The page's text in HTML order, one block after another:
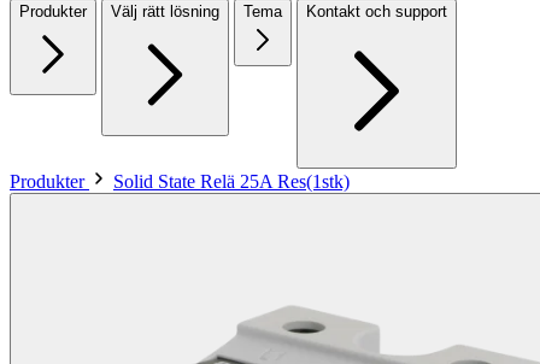
Produkter Välj rätt lösning Tema Kontakt och support
Produkter Solid State Relä 25A Res(1stk)